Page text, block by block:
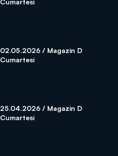
Cumartesi
02.05.2026 / Magazin D
Cumartesi
25.04.2026 / Magazin D
Cumartesi